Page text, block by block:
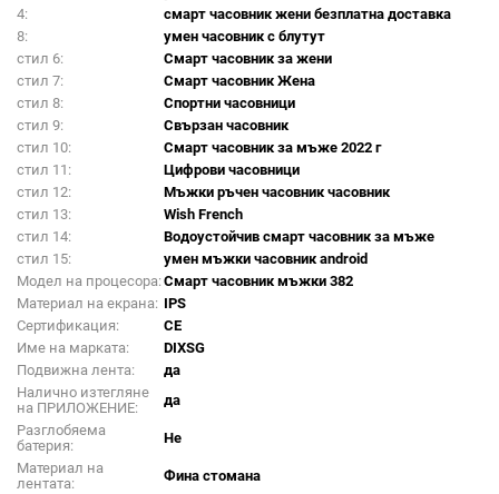
4:
смарт часовник жени безплатна доставка
8:
умен часовник с блутут
стил 6:
Смарт часовник за жени
стил 7:
Смарт часовник Жена
стил 8:
Спортни часовници
стил 9:
Свързан часовник
стил 10:
Смарт часовник за мъже 2022 г
стил 11:
Цифрови часовници
стил 12:
Мъжки ръчен часовник часовник
стил 13:
Wish French
стил 14:
Водоустойчив смарт часовник за мъже
стил 15:
умен мъжки часовник android
Модел на процесора: Смарт часовник мъжки 382
Материал на екрана: IPS
Сертификация:
CE
Име на марката:
DIXSG
Подвижна лента:
да
Налично изтегляне
на ПРИЛОЖЕНИЕ:
да
Разглобяема
батерия:
Не
Материал на
лентата:
Фина стомана